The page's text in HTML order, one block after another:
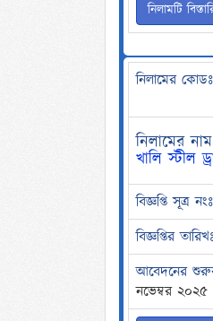
নিলামটি
নিলামের কোডঃ
নিলামের
খালি স্টীল
বিজ্ঞপ্তি সূত্র নংঃ
বিজ্ঞপ্তির
আবেদনের
নভেম্বর ২০২৫